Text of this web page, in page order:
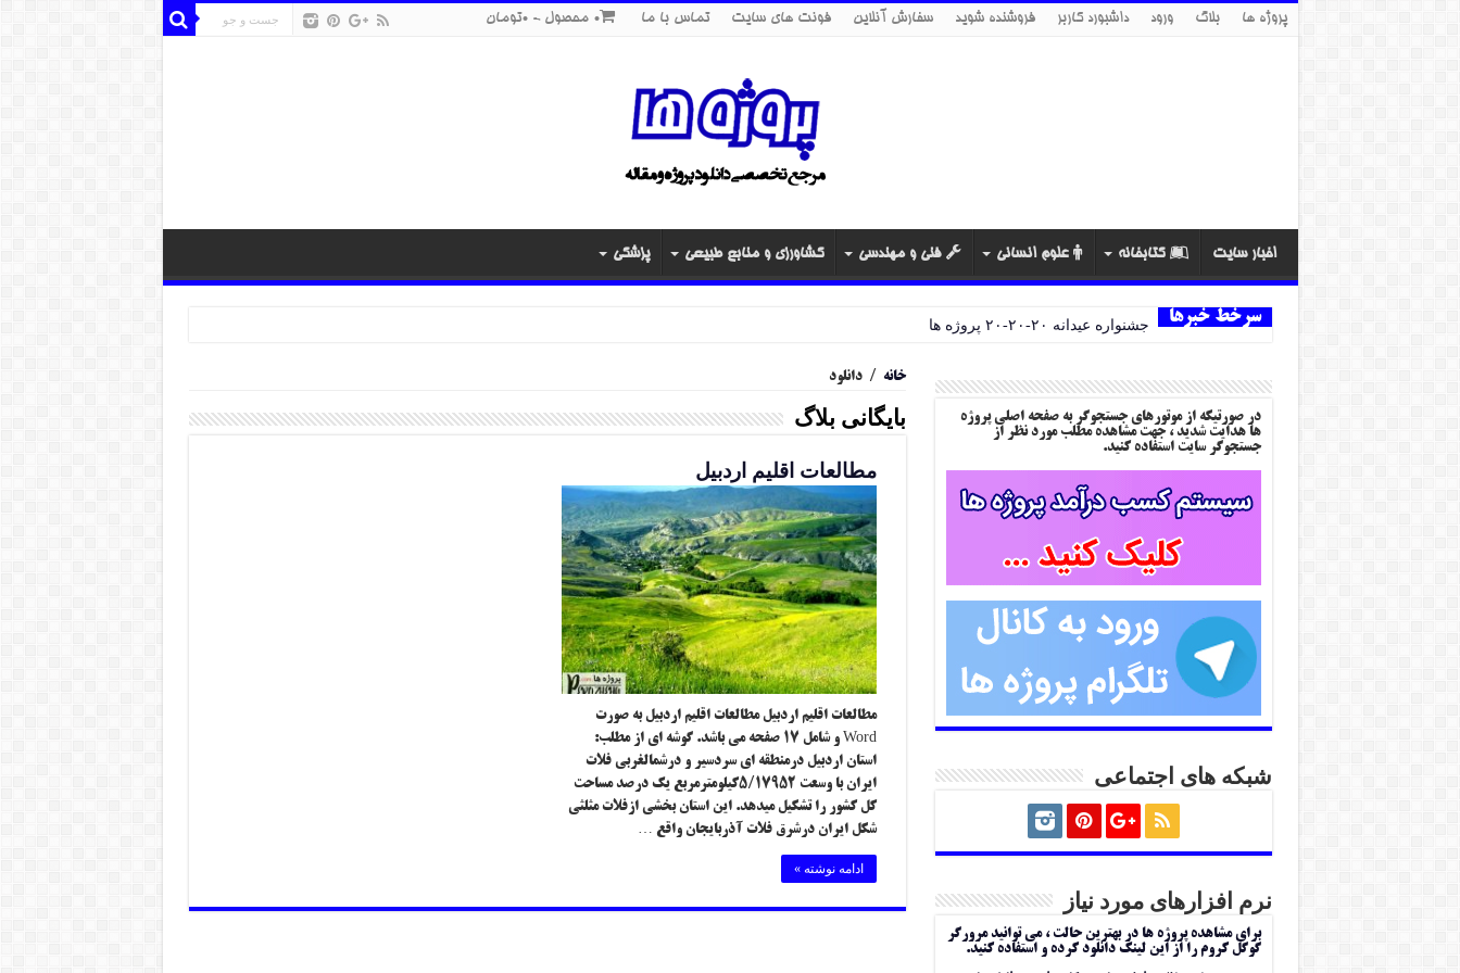
پروژه ها بلاگ ورود داشبورد کاربر فروشنده شوید سفارش آنلاین فونت های سایت تماس با ما 0 محصول 0تومان
اخبار سایت کتابخانه علوم انسانی فنی و مهندسی کشاورزی و منابع طبیعی پزشکی
سرخط خبرها جشنواره عیدانه ۲۰-۲۰-۲۰ پروژه ها
خانه / دانلود
بایگانی بلاگ
مطالعات اقلیم اردبیل
مطالعات اقلیم اردبیل مطالعات اقلیم اردبیل به صورت
Word و شامل ۱۷ صفحه می باشد. گوشه ای از مطلب:
استان اردبیل درمنطقه ای سردسیر و درشمالغربی فلات
ایران با وسعت ۵/۱۷۹۵۲کیلومترمربع یک درصد مساحت
کل کشور را تشکیل میدهد. این استان بخشی ازفلات مثلثی
شکل ایران درشرق فلات آذربایجان واقع …
ادامه نوشته »
در صورتیکه از موتورهای جستجوگر به صفحه اصلی پروژه
ها هدایت شدید ، جهت مشاهده مطلب مورد نظر از
جستجوگر سایت استفاده کنید.
شبکه های اجتماعی
نرم افزارهای مورد نیاز
برای مشاهده پروژه ها در بهترین حالت ، می توانید مرورگر
گوگل کروم را از این لینک دانلود کرده و استفاده کنید.